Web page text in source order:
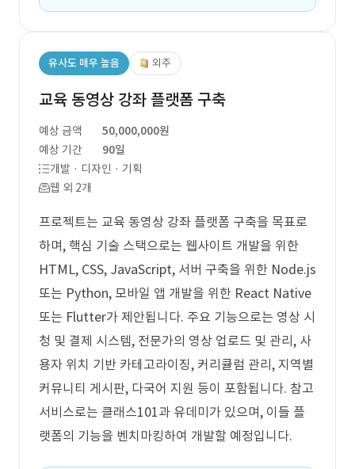
유사도 매우 높음 외주
교육 동영상 강좌 플랫폼 구축
예상 금액
50,000,000원
예상 기간
90일
개발 · 디자인 · 기획
웹 외 2개
프로젝트는 교육 동영상 강좌 플랫폼 구축을 목표로
하며, 핵심 기술 스택으로는 웹사이트 개발을 위한
HTML, CSS, JavaScript, 서버 구축을 위한 Node.js
또는 Python, 모바일 앱 개발을 위한 React Native
또는 Flutter가 제안됩니다. 주요 기능으로는 영상 시
청 및 결제 시스템, 전문가의 영상 업로드 및 관리, 사
용자 위치 기반 카테고라이징, 커리큘럼 관리, 지역별
커뮤니티 게시판, 다국어 지원 등이 포함됩니다. 참고
서비스로는 클래스101과 유데미가 있으며, 이들 플
랫폼의 기능을 벤치마킹하여 개발할 예정입니다.